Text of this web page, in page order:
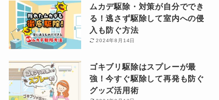
ムカデ駆除・対策が自分ででき
る！逃さず駆除して室内への侵
入も防ぐ方法
2024年8月14日
ゴキブリ駆除はスプレーが最
強！今すぐ駆除して再発も防ぐ
グッズ活用術